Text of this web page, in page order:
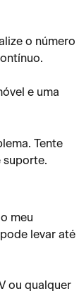
o número
e uma
Tente
suporte.
meu
levar até
ou qualquer